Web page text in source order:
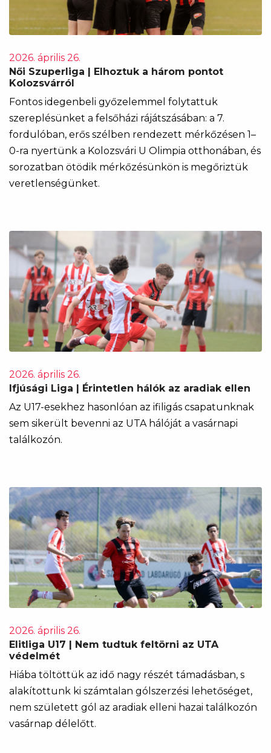
2026. április 26.
Női Szuperliga | Elhoztuk a három pontot
Kolozsvárról
Fontos idegenbeli győzelemmel folytattuk
szereplésünket a felsőházi rájátszásában: a 7.
fordulóban, erős szélben rendezett mérkőzésen 1–
0-ra nyertünk a Kolozsvári U Olimpia otthonában, és
sorozatban ötödik mérkőzésünkön is megőriztük
veretlenségünket.
2026. április 26.
Ifjúsági Liga | Érintetlen hálók az aradiak ellen
Az U17-esekhez hasonlóan az ifiligás csapatunknak
sem sikerült bevenni az UTA hálóját a vasárnapi
találkozón.
2026. április 26.
Elitliga U17 | Nem tudtuk feltörni az UTA
védelmét
Hiába töltöttük az idő nagy részét támadásban, s
alakítottunk ki számtalan gólszerzési lehetőséget,
nem született gól az aradiak elleni hazai találkozón
vasárnap délelőtt.